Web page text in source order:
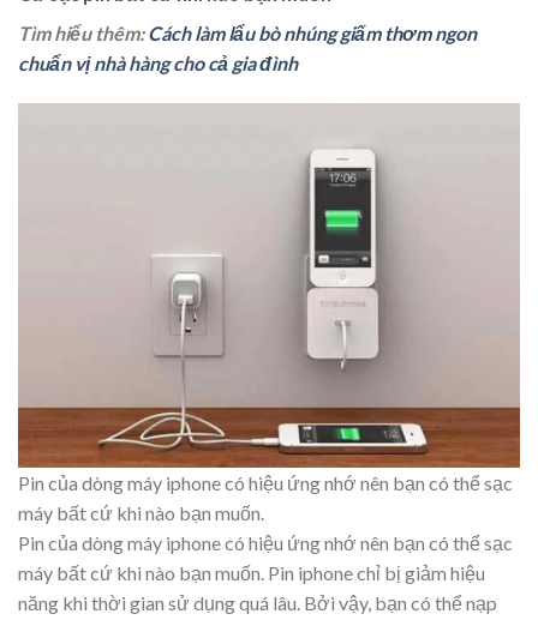
Tìm hiểu thêm:Cách làm lẩu bò nhúng giấm thơm ngon
chuẩn vị nhà hàng cho cả gia đình
Pin của dòng máy iphone có hiệu ứng nhớ nên bạn có thể sạc
máy bất cứ khi nào bạn muốn.
Pin của dòng máy iphone có hiệu ứng nhớ nên bạn có thể sạc
máy bất cứ khi nào bạn muốn. Pin iphone chỉ bị giảm hiệu
năng khi thời gian sử dụng quá lâu. Bởi vậy, bạn có thể nạp